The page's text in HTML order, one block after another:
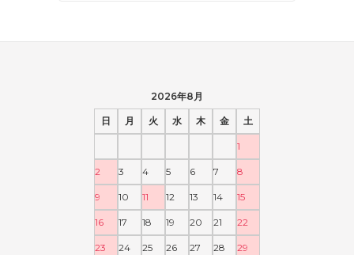
2026年8月
日 月 火 水 木 金 土
1
2 3 4 5 6 7 8
9 10 11 12 13 14 15
16 17 18 19 20 21 22
23 24 25 26 27 28 29